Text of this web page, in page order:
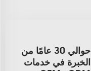
حوالي 30 عامًا من
الخبرة في خدمات